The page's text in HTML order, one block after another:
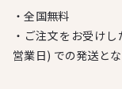
・全国無料
・ご注文をお受け
営業日) での発送とな